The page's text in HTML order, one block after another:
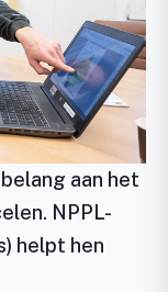
aan het
NPPL-
helpt hen